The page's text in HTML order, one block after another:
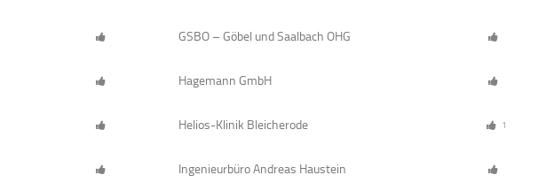
GSBO – Göbel und Saalbach OHG
Hagemann GmbH
Helios-Klinik Bleicherode 1
Ingenieurbüro Andreas Haustein